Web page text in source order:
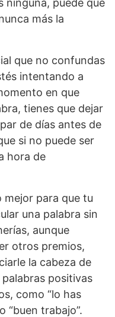
ninguna, puede que
más la
que no confundas
intentando a
en que
tienes que dejar
de días antes de
si no puede ser
hora de
mejor para que tu
una palabra sin
aunque
otros premios,
la cabeza de
positivas
como “lo has
“buen trabajo”.